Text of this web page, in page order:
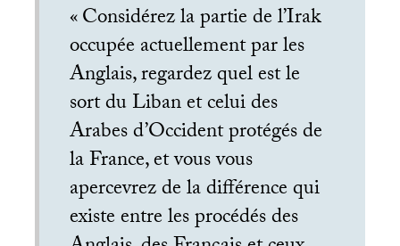
«Considérez la partie de l’Irak
occupée actuellement par les
Anglais, regardez quel est le
sort du Liban et celui des
Arabes d’Occident protégés de
la France, et vous vous
apercevrez de la différence qui
existe entre les procédés des